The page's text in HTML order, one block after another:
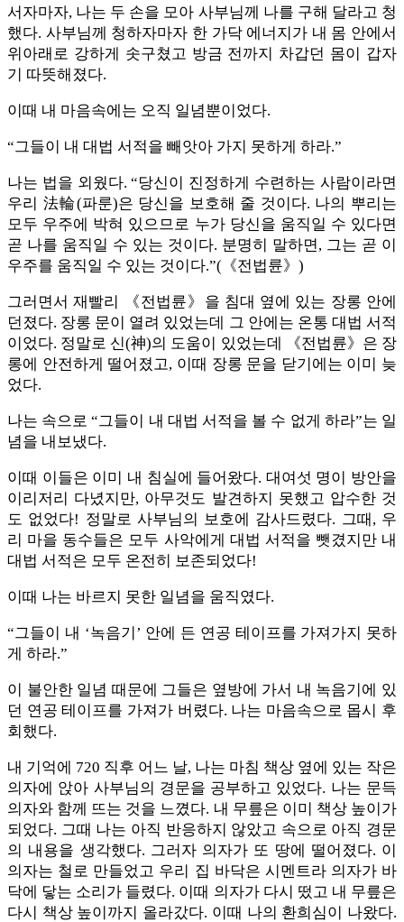
서자마자, 나는 두 손을 모아 사부님께 나를 구해 달라고 청
했다. 사부님께 청하자마자 한 가닥 에너지가 내 몸 안에서
위아래로 강하게 솟구쳤고 방금 전까지 차갑던 몸이 갑자
기 따뜻해졌다.
이때 내 마음속에는 오직 일념뿐이었다.
“그들이 내 대법 서적을 빼앗아 가지 못하게 하라.”
나는 법을 외웠다. “당신이 진정하게 수련하는 사람이라면
우리 法輪(파룬)은 당신을 보호해 줄 것이다. 나의 뿌리는
모두 우주에 박혀 있으므로 누가 당신을 움직일 수 있다면
곧 나를 움직일 수 있는 것이다. 분명히 말하면, 그는 곧 이
우주를 움직일 수 있는 것이다.”(《전법륜》)
그러면서 재빨리 《전법륜》을 침대 옆에 있는 장롱 안에
던졌다. 장롱 문이 열려 있었는데 그 안에는 온통 대법 서적
이었다. 정말로 신(神)의 도움이 있었는데 《전법륜》은 장
롱에 안전하게 떨어졌고, 이때 장롱 문을 닫기에는 이미 늦
었다.
나는 속으로 “그들이 내 대법 서적을 볼 수 없게 하라”는 일
념을 내보냈다.
이때 이들은 이미 내 침실에 들어왔다. 대여섯 명이 방안을
이리저리 다녔지만, 아무것도 발견하지 못했고 압수한 것
도 없었다! 정말로 사부님의 보호에 감사드렸다. 그때, 우
리 마을 동수들은 모두 사악에게 대법 서적을 뺏겼지만 내
대법 서적은 모두 온전히 보존되었다!
이때 나는 바르지 못한 일념을 움직였다.
“그들이 내 ‘녹음기’ 안에 든 연공 테이프를 가져가지 못하
게 하라.”
이 불안한 일념 때문에 그들은 옆방에 가서 내 녹음기에 있
던 연공 테이프를 가져가 버렸다. 나는 마음속으로 몹시 후
회했다.
내 기억에 720 직후 어느 날, 나는 마침 책상 옆에 있는 작은
의자에 앉아 사부님의 경문을 공부하고 있었다. 나는 문득
의자와 함께 뜨는 것을 느꼈다. 내 무릎은 이미 책상 높이가
되었다. 그때 나는 아직 반응하지 않았고 속으로 아직 경문
의 내용을 생각했다. 그러자 의자가 또 땅에 떨어졌다. 이
의자는 철로 만들었고 우리 집 바닥은 시멘트라 의자가 바
닥에 닿는 소리가 들렸다. 이때 의자가 다시 떴고 내 무릎은
다시 책상 높이까지 올라갔다. 이때 나의 환희심이 나왔다.